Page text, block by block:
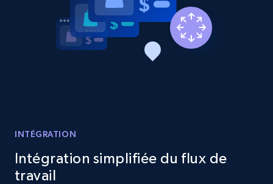
Etsy - Collects data from shop's URL
URL, Product id, Listing inventory id, Title, Rating,
Reviews count shop, Reviews count item, Initial
Amazon products search
Asin, URL, Name, Sponsored, Initial price, Final
INTÉGRATION
Intégration simplifiée du flux de
travail